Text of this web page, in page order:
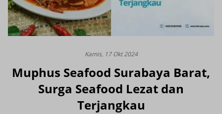
Kamis, 17 Okt 2024
Muphus Seafood Surabaya Barat,
Surga Seafood Lezat dan
Terjangkau